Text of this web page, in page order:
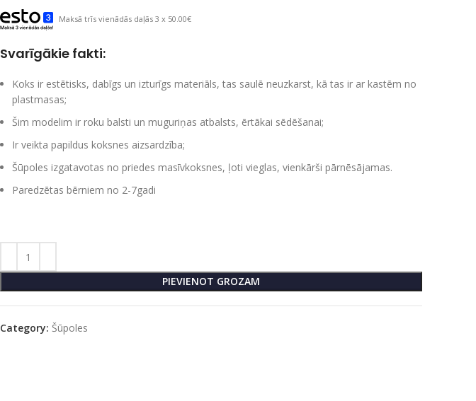
Maksā trīs vienādās daļās 3 x 50.00€
Svarīgākie fakti:
Koks ir estētisks, dabīgs un izturīgs materiāls, tas saulē neuzkarst, kā tas ir ar kastēm no
plastmasas;
Šim modelim ir roku balsti un muguriņas atbalsts, ērtākai sēdēšanai;
Ir veikta papildus koksnes aizsardzība;
Šūpoles izgatavotas no priedes masīvkoksnes, ļoti vieglas, vienkārši pārnēsājamas.
Paredzētas bērniem no 2-7gadi
PIEVIENOT GROZAM
Category: Šūpoles